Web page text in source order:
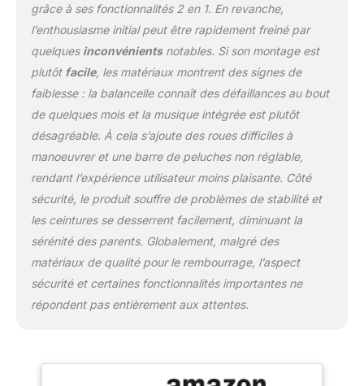
rembourrage protégeront
le dos du tout-petit.
L'insert de réduction
inclus dans l'ensemble
sera très utile lors de
l'utilisation de l'option du
balancement SÉCURITÉ
DES ENFANTS: les
points protégeront le
bébé contre les
inclinaisons et les chutes
soudaines. L'utilisation
de roues facilite le
déplacement et le
fonctionnement de la
chaise d'enfant pliable
OPTION DE
détection automatique
grâce à ses fonctionnalités 2 en 1. En revanche,
l’enthousiasme initial peut être rapidement freiné par
quelques inconvénientsnotables. Si son montage est
plutôt facile, les matériaux montrent des signes de
faiblesse : la balancelle connaît des défaillances au bout
de quelques mois et la musique intégrée est plutôt
désagréable. À cela s’ajoute des roues difficiles à
manoeuvrer et une barre de peluches non réglable,
rendant l’expérience utilisateur moins plaisante. Côté
sécurité, le produit souffre de problèmes de stabilité et
les ceintures se desserrent facilement, diminuant la
sérénité des parents. Globalement, malgré des
matériaux de qualité pour le rembourrage, l’aspect
sécurité et certaines fonctionnalités importantes ne
répondent pas entièrement aux attentes.